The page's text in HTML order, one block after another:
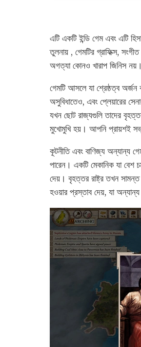
এটি একটি ইন্ডি গেম এবং এটি
তুলনায় , গেমটির গ্রাফিক্স,
অগত্যা কোনও খারাপ জিনিস
গেমটি আসলে যা শ্রেষ্ঠত্ব
অসুবিধাতেও, এবং প্লেয়ারের
যখন ছোট রাজ্যগুলি তাদের
মুখোমুখি হয়। আপনি প্রায়শই
কূটনীতি এবং বাণিজ্য অন্যান্য
পারেন। একটি মেকানিক যা
দেয়। বৃহত্তর রাষ্ট্র তখন সামন্ত
হওয়ার প্রস্তাব দেয়, যা